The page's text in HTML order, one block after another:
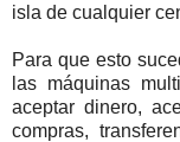
isla de cualquier
Para que esto
las máquinas
aceptar dinero,
compras,